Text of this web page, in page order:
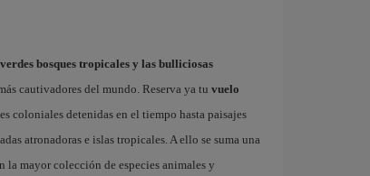
bosques tropicales y las bulliciosas
cautivadores del mundo. Reserva ya tu vuelo
coloniales detenidas en el tiempo hasta paisajes
atronadoras e islas tropicales. A ello se suma una
la mayor colección de especies animales y